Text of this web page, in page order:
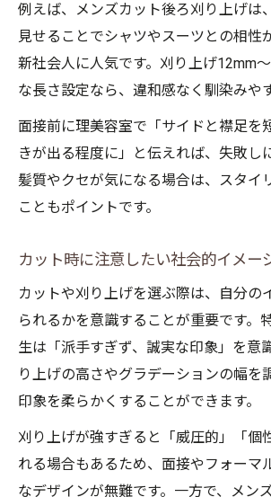
例えば、メンズカット後ろ刈り上げは
見せることでシャツやスーツとの相性
新社会人に人気です。刈り上げ12mm
な長さ設定なら、違和感なく馴染みや
面接前に理美容室で「サイドと襟足を
きが出る程度に」と伝えれば、失敗し
髪質やクセが気になる場合は、スタイ
こともポイントです。
カット時に注意したい社会的イメー
カットや刈り上げを選ぶ際は、自分の
られるかを意識することが重要です。
生は「派手すぎず、誠実な印象」を意
り上げの高さやグラデーションの幅を
印象を柔らかくすることができます。
刈り上げが強すぎると「威圧的」「個
れる場合もあるため、面接やフォーマ
なデザインが無難です。一方で、メン